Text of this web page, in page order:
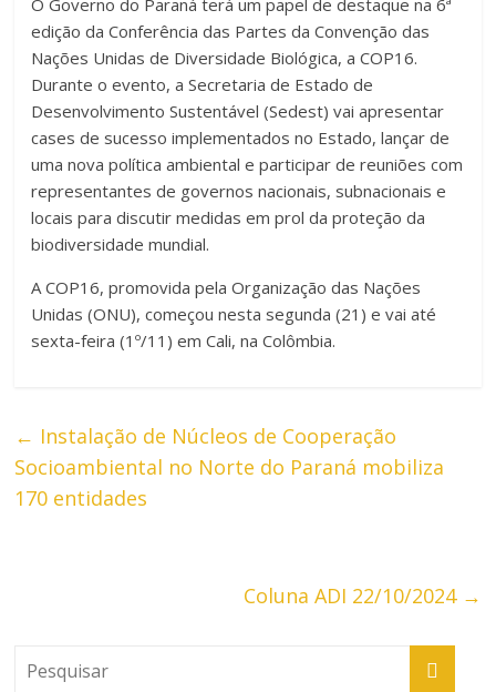
O Governo do Paraná terá um papel de destaque na 6ª
edição da Conferência das Partes da Convenção das
Nações Unidas de Diversidade Biológica, a COP16.
Durante o evento, a Secretaria de Estado de
Desenvolvimento Sustentável (Sedest) vai apresentar
cases de sucesso implementados no Estado, lançar de
uma nova política ambiental e participar de reuniões com
representantes de governos nacionais, subnacionais e
locais para discutir medidas em prol da proteção da
biodiversidade mundial.
A COP16, promovida pela Organização das Nações
Unidas (ONU), começou nesta segunda (21) e vai até
sexta-feira (1º/11) em Cali, na Colômbia.
← Instalação de Núcleos de Cooperação
Socioambiental no Norte do Paraná mobiliza
170 entidades
Coluna ADI 22/10/2024 →